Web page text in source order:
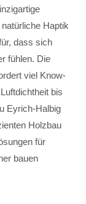
Haptik
dass sich
fühlen. Die
viel Know-
bis
Eyrich-Halbig
Holzbau
für
bauen